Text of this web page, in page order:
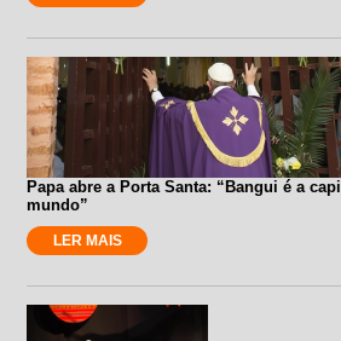
Papa abre a Porta Santa: “Bangui é a
mundo”
LER MAIS